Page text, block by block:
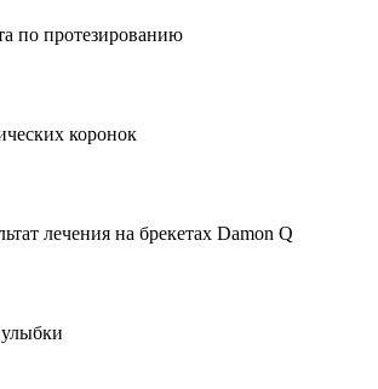
по протезированию
коронок
лечения на брекетах Damon Q